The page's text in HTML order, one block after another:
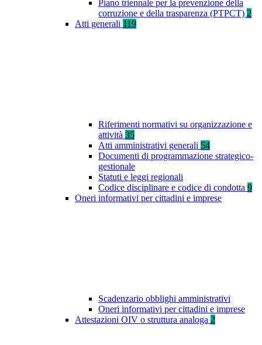
Piano triennale per la prevenzione della
corruzione e della trasparenza (PTPCT) 2
Atti generali 119
Riferimenti normativi su organizzazione e
attività 35
Atti amministrativi generali 54
Documenti di programmazione strategico-
gestionale
Statuti e leggi regionali
Codice disciplinare e codice di condotta 9
Oneri informativi per cittadini e imprese
Scadenzario obblighi amministrativi
Oneri informativi per cittadini e imprese
Attestazioni OIV o struttura analoga 2